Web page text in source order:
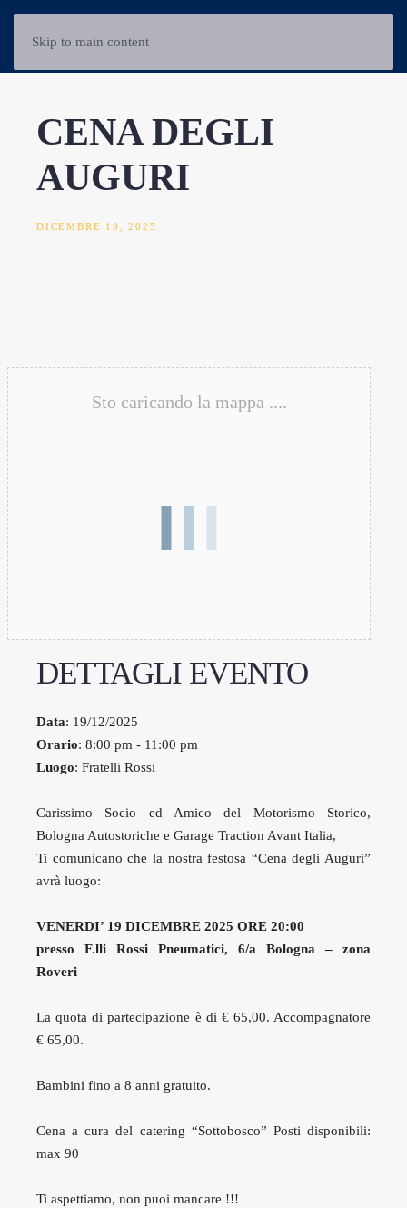
Skip to main content
CENA DEGLI
AUGURI
DICEMBRE 19, 2025
Sto caricando la mappa ....
DETTAGLI EVENTO
Data: 19/12/2025
Orario: 8:00 pm - 11:00 pm
Luogo: Fratelli Rossi
Carissimo Socio ed Amico del Motorismo Storico,
Bologna Autostoriche e Garage Traction Avant Italia,
Ti comunicano che la nostra festosa “Cena degli Auguri”
avrà luogo:
VENERDI’ 19 DICEMBRE 2025 ORE 20:00
presso F.lli Rossi Pneumatici, 6/a Bologna – zona
Roveri
La quota di partecipazione è di € 65,00. Accompagnatore
€ 65,00.
Bambini fino a 8 anni gratuito.
Cena a cura del catering “Sottobosco” Posti disponibili:
max 90
Ti aspettiamo, non puoi mancare !!!